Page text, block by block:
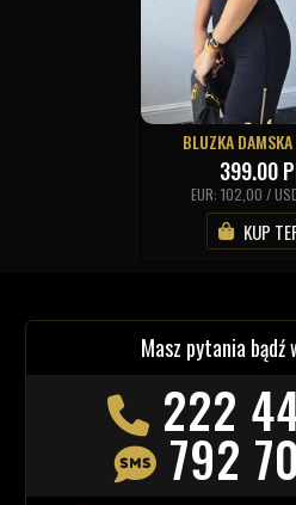
BLUZKA DAMSKA
399.00
EUR: 102,00 /
KUP
Masz pytania
222
792